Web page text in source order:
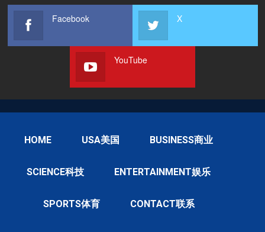
Facebook X
YouTube
HOME USA美国 BUSINESS商业
SCIENCE科技 ENTERTAINMENT娱乐
SPORTS体育 CONTACT联系